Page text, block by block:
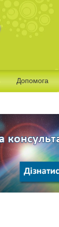
Допомога